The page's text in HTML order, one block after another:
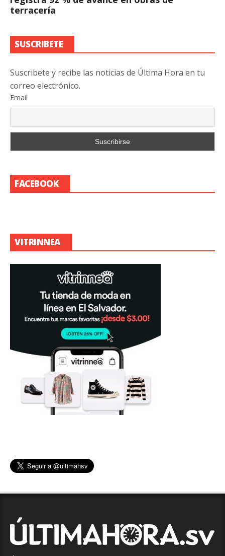
terracería
SUSCRIBETE
Suscribete y recibe las noticias de Última Hora en tu
correo electrónico.
Email
FACEBOOK
VITRINNEA